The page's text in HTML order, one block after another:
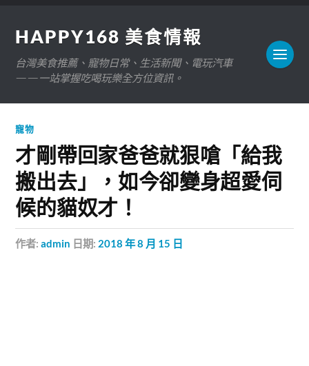
HAPPY168 美食情報
台灣美食推薦、寵物日常、生活新聞、電玩汽車
——一站掌握吃喝玩樂全方位資訊。
寵物
才剛帶回家爸爸就狠嗆「給我
搬出去」，如今卻變身超愛伺
候的貓奴才！
作者:admin 日期: 2018 年 8 月 15 日